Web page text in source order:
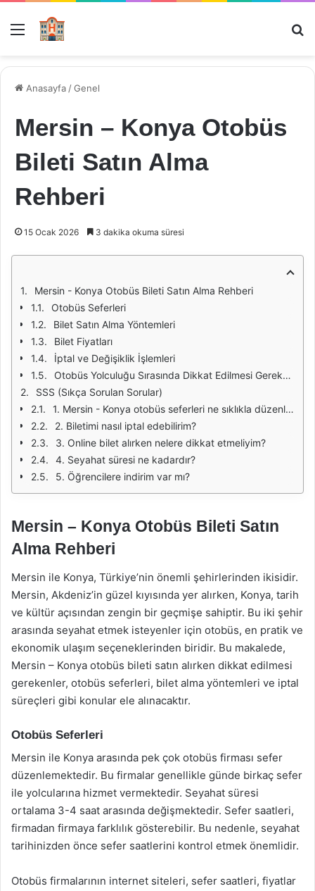
Menü
Anasayfa /Genel
Mersin – Konya Otobüs
Bileti Satın Alma
Rehberi
15 Ocak 2026 3 dakika okuma süresi
Mersin - Konya Otobüs Bileti Satın Alma Rehberi
Otobüs Seferleri
Bilet Satın Alma Yöntemleri
Bilet Fiyatları
İptal ve Değişiklik İşlemleri
Otobüs Yolculuğu Sırasında Dikkat Edilmesi Gerekenler
SSS (Sıkça Sorulan Sorular)
1. Mersin - Konya otobüs seferleri ne sıklıkla düzenleniyor?
2. Biletimi nasıl iptal edebilirim?
3. Online bilet alırken nelere dikkat etmeliyim?
4. Seyahat süresi ne kadardır?
5. Öğrencilere indirim var mı?
Mersin – Konya Otobüs Bileti Satın
Alma Rehberi
Mersin ile Konya, Türkiye’nin önemli şehirlerinden ikisidir.
Mersin, Akdeniz’in güzel kıyısında yer alırken, Konya, tarih
ve kültür açısından zengin bir geçmişe sahiptir. Bu iki şehir
arasında seyahat etmek isteyenler için otobüs, en pratik ve
ekonomik ulaşım seçeneklerinden biridir. Bu makalede,
Mersin – Konya otobüs bileti satın alırken dikkat edilmesi
gerekenler, otobüs seferleri, bilet alma yöntemleri ve iptal
süreçleri gibi konular ele alınacaktır.
Otobüs Seferleri
Mersin ile Konya arasında pek çok otobüs firması sefer
düzenlemektedir. Bu firmalar genellikle günde birkaç sefer
ile yolcularına hizmet vermektedir. Seyahat süresi
ortalama 3-4 saat arasında değişmektedir. Sefer saatleri,
firmadan firmaya farklılık gösterebilir. Bu nedenle, seyahat
tarihinizden önce sefer saatlerini kontrol etmek önemlidir.
Otobüs firmalarının internet siteleri, sefer saatleri, fiyatlar